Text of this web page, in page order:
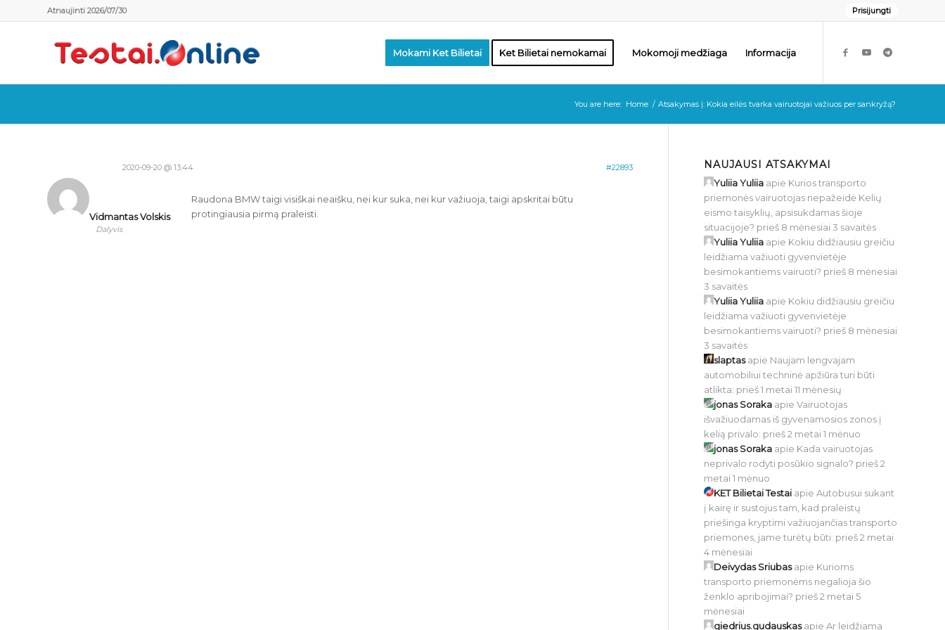
Prisijungti
Atnaujinti 2026/07/30
Mokami Ket Bilietai Ket Bilietai nemokamai Mokomoji medžiaga Informacija
You are here: Home / Atsakymas į: Kokia eilės tvarka vairuotojai važiuos per sankryžą?
2020-09-20 @ 13:44 #22893
Vidmantas Volskis
Dalyvis
Raudona BMW taigi visiškai neaišku, nei kur suka, nei kur važiuoja, taigi apskritai būtu
protingiausia pirmą praleisti.
NAUJAUSI ATSAKYMAI
Yuliia Yuliia apie Kurios transporto
priemonės vairuotojas nepažeidė Kelių
eismo taisyklių, apsisukdamas šioje
situacijoje? prieš 8 mėnesiai 3 savaitės
Yuliia Yuliia apie Kokiu didžiausiu greičiu
leidžiama važiuoti gyvenvietėje
besimokantiems vairuoti? prieš 8 mėnesiai
3 savaitės
Yuliia Yuliia apie Kokiu didžiausiu greičiu
leidžiama važiuoti gyvenvietėje
besimokantiems vairuoti? prieš 8 mėnesiai
3 savaitės
slaptasapie Naujam lengvajam
automobiliui techninė apžiūra turi būti
atlikta: prieš 1 metai 11 mėnesių
jonas Soraka apieVairuotojas
išvažiuodamas iš gyvenamosios zonos į
kelią privalo: prieš 2 metai 1 mėnuo
jonas Soraka apie Kada vairuotojas
neprivalo rodyti posūkio signalo? prieš 2
metai 1 mėnuo
KET Bilietai Testai apieAutobusui sukant
į kairę ir sustojus tam, kad praleistų
priešinga kryptimi važiuojančias transporto
priemones, jame turėtų būti: prieš 2 metai
4 mėnesiai
Deivydas Sriubasapie Kurioms
transporto priemonėms negalioja šio
ženklo apribojimai? prieš 2 metai 5
mėnesiai
giedrius.gudauskasapieAr leidžiama